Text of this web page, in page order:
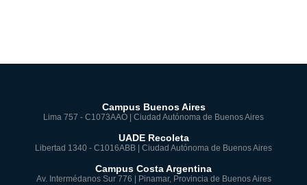
Campus Buenos Aires
Lima 757 - C1073AAO | Ciudad Autónoma de Buenos Aires
UADE Recoleta
Libertad 1340 - C1016ABB | Ciudad Autónoma de Buenos Aires
Campus Costa Argentina
Av. Intermédanos Sur 776 | Pinamar, Provincia de Buenos Aires